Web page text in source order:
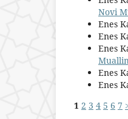
Novi
Enes
Enes
Enes
Enes
Enes
1 2 3 4 5 6 7